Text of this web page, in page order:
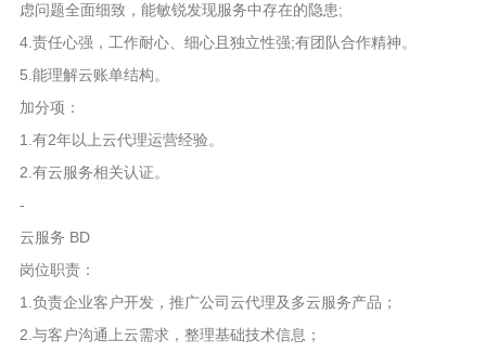
虑问题全面细致，能敏锐发现服务中存在的隐患;
4.责任心强，工作耐心、细心且独立性强;有团队合作精神。
5.能理解云账单结构。
加分项：
1.有2年以上云代理运营经验。
2.有云服务相关认证。
-
云服务 BD
岗位职责：
1.负责企业客户开发，推广公司云代理及多云服务产品；
2.与客户沟通上云需求，整理基础技术信息；